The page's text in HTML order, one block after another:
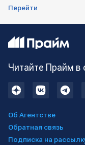
Перейти
Читайте Прайм в
Об Агентстве
Обратная связь
Подписка на